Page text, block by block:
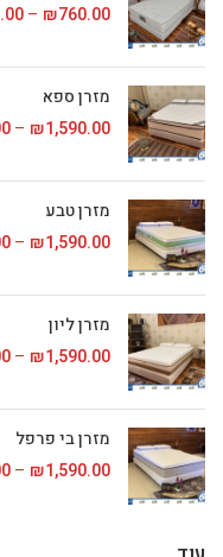
₪760.00
–
מזרן ספא
₪1,590.00
–
מזרן טבע
₪1,590.00
–
מזרן ליון
₪1,590.00
–
מזרן בי פרפל
₪1,590.00
–